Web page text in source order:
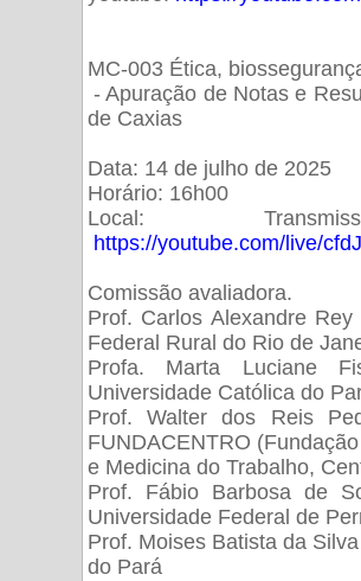
MC-003 Ética,
- Apuração de Notas e
de Caxias
Data: 14 de julho de 2025
Horário: 16h00
Local:
https://youtube.com/live/
Comissão avaliadora.
Prof. Carlos Alexandre
Federal Rural do Rio de
Profa. Marta Luciane
Universidade Católica do
Prof. Walter dos Reis
FUNDACENTRO
e Medicina do Trabalho,
Prof. Fábio Barbosa de
Universidade Federal de
Prof. Moises Batista da
do Pará